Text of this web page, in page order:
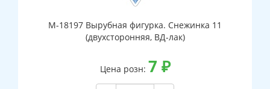
М-18197 Вырубная фигурка. Снежинка 11
(двухсторонняя, ВД-лак)
Цена розн: 7 ₽